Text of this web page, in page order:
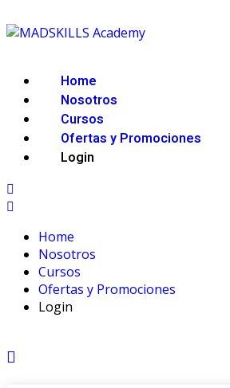
Home
Nosotros
Cursos
Ofertas y Promociones
Login
Home
Nosotros
Cursos
Ofertas y Promociones
Login